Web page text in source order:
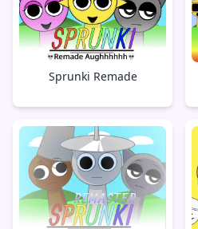
Sprunki Remade